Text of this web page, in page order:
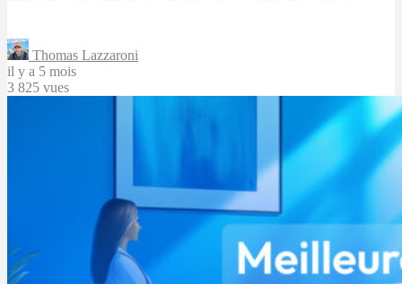
Thomas Lazzaroni
il y a 5 mois
3 825 vues